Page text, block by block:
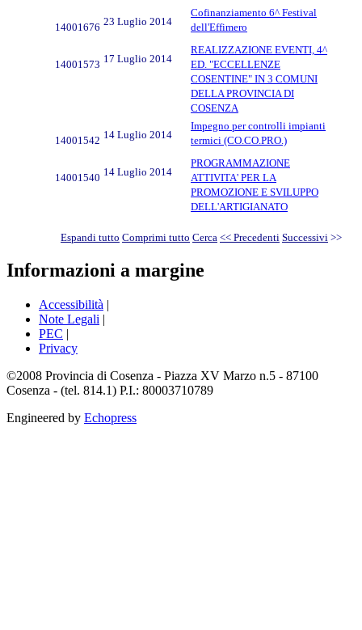
14001676 23 Luglio 2014
Cofinanziamento 6^ Festival
dell'Effimero
14001573 17 Luglio 2014
REALIZZAZIONE EVENTI, 4^
ED. "ECCELLENZE
COSENTINE" IN 3 COMUNI
DELLA PROVINCIA DI
COSENZA
14001542 14 Luglio 2014
Impegno per controlli impianti
termici (CO.CO.PRO.)
14001540 14 Luglio 2014
PROGRAMMAZIONE
ATTIVITA' PER LA
PROMOZIONE E SVILUPPO
DELL'ARTIGIANATO
Espandi tutto Comprimi tutto Cerca << Precedenti Successivi >>
Informazioni a margine
Accessibilità |
Note Legali |
PEC |
Privacy
©2008 Provincia di Cosenza - Piazza XV Marzo n.5 - 87100
Cosenza - (tel. 814.1) P.I.: 80003710789
Engineered by Echopress